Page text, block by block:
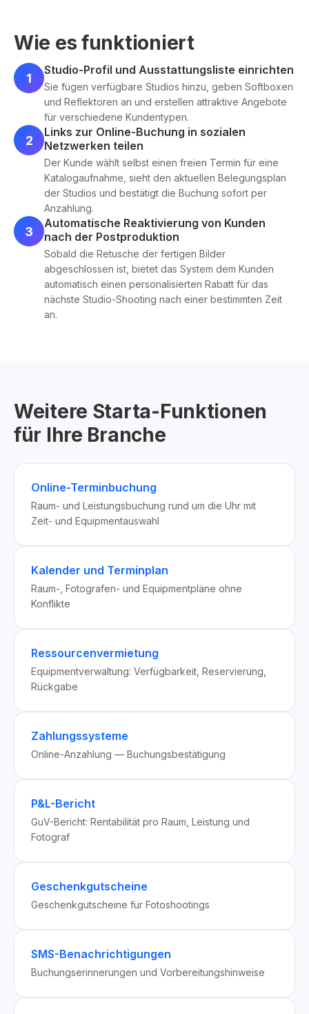
Wie es funktioniert
1
Studio-Profil und Ausstattungsliste einrichten
Sie fügen verfügbare Studios hinzu, geben Softboxen
und Reflektoren an und erstellen attraktive Angebote
für verschiedene Kundentypen.
2
Links zur Online-Buchung in sozialen
Netzwerken teilen
Der Kunde wählt selbst einen freien Termin für eine
Katalogaufnahme, sieht den aktuellen Belegungsplan
der Studios und bestätigt die Buchung sofort per
Anzahlung.
3
Automatische Reaktivierung von Kunden
nach der Postproduktion
Sobald die Retusche der fertigen Bilder
abgeschlossen ist, bietet das System dem Kunden
automatisch einen personalisierten Rabatt für das
nächste Studio-Shooting nach einer bestimmten Zeit
an.
Weitere Starta-Funktionen
für Ihre Branche
Online-Terminbuchung
Raum- und Leistungsbuchung rund um die Uhr mit
Zeit- und Equipmentauswahl
Kalender und Terminplan
Raum-, Fotografen- und Equipmentpläne ohne
Konflikte
Ressourcenvermietung
Equipmentverwaltung: Verfügbarkeit, Reservierung,
Rückgabe
Zahlungssysteme
Online-Anzahlung — Buchungsbestätigung
P&L-Bericht
GuV-Bericht: Rentabilität pro Raum, Leistung und
Fotograf
Geschenkgutscheine
Geschenkgutscheine für Fotoshootings
SMS-Benachrichtigungen
Buchungserinnerungen und Vorbereitungshinweise